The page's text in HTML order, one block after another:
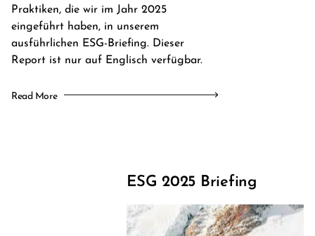
Praktiken, die wir im Jahr 2025
eingeführt haben, in unserem
ausführlichen ESG-Briefing. Dieser
Report ist nur auf Englisch verfügbar.
Read More
ESG 2025 Briefing